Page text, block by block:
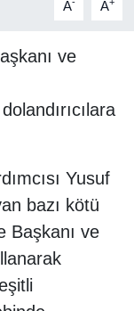
A- A+
ve
Yusuf
bazı kötü
Başkanı ve